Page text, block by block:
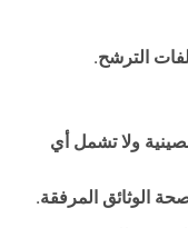
الترشح.
ولا تشمل أي
الوثائق المرفقة.